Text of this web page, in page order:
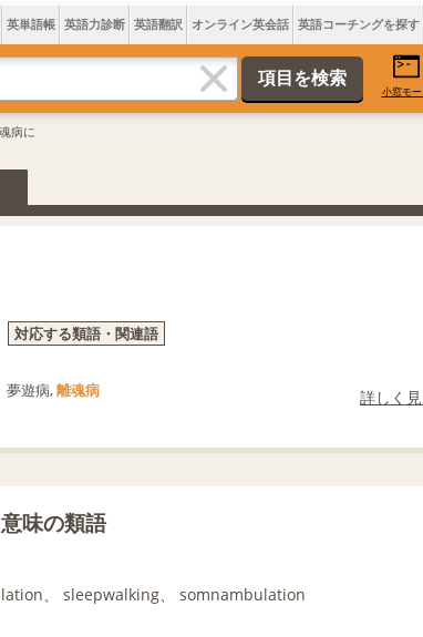
英単語帳 英語力診断 英語翻訳 オンライン英会話 英語コーチングを探す
小窓モ
病に
対応する類語・関連語
夢遊病,離魂病 詳しく
味の類語
、 sleepwalking、 somnambulation